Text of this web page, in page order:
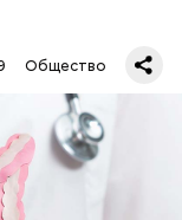
Общество